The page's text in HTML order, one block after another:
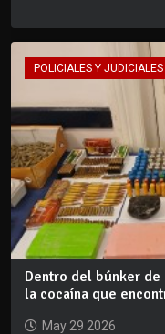
POLICIALES Y JUDICIALES
Dentro del búnker de
la cocaína que
May 29 2026